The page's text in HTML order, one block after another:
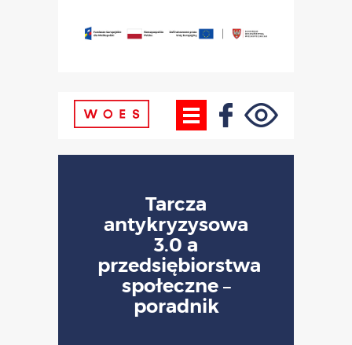
Tarcza
antykryzysowa
3.0 a
przedsiębiorstwa
społeczne –
poradnik